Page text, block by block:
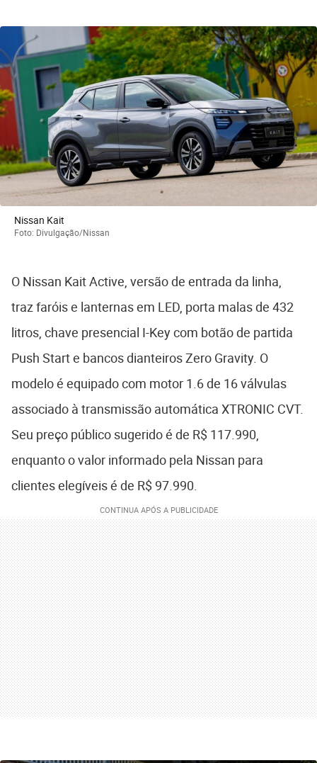
Nissan Kait
Foto: Divulgação/Nissan
O Nissan Kait Active, versão de entrada da linha,
traz faróis e lanternas em LED, porta malas de 432
litros, chave presencial I-Key com botão de partida
Push Start e bancos dianteiros Zero Gravity. O
modelo é equipado com motor 1.6 de 16 válvulas
associado à transmissão automática XTRONIC CVT.
Seu preço público sugerido é de R$ 117.990,
enquanto o valor informado pela Nissan para
clientes elegíveis é de R$ 97.990.